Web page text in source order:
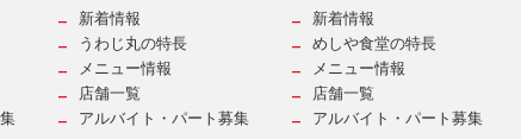
新着情報
うわじ丸の特長
メニュー情報
店舗一覧
アルバイト・パート募集
新着情報
めしや食堂の特長
メニュー情報
店舗一覧
アルバイト・パート募集